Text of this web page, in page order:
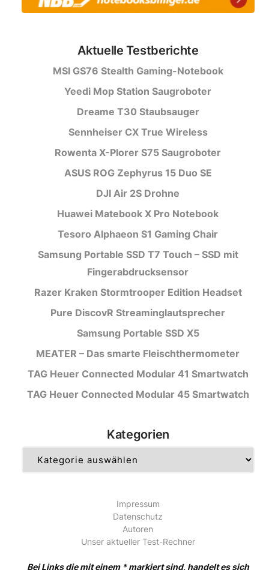
Aktuelle Testberichte
MSI GS76 Stealth Gaming-Notebook
Yeedi Mop Station Saugroboter
Dreame T30 Staubsauger
Sennheiser CX True Wireless
Rowenta X-Plorer S75 Saugroboter
ASUS ROG Zephyrus 15 Duo SE
DJI Air 2S Drohne
Huawei Matebook X Pro Notebook
Tesoro Alphaeon S1 Gaming Chair
Samsung Portable SSD T7 Touch – SSD mit
Fingerabdrucksensor
Razer Kraken Stormtrooper Edition Headset
Pure DiscovR Streaminglautsprecher
Samsung Portable SSD X5
MEATER – Das smarte Fleischthermometer
TAG Heuer Connected Modular 41 Smartwatch
TAG Heuer Connected Modular 45 Smartwatch
Kategorien
Impressum
Datenschutz
Autoren
Unser aktueller Test-Rechner
Bei Links die mit einem * markiert sind, handelt es sich